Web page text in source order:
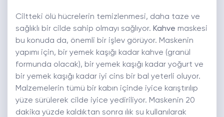
Ciltteki ölü hücrelerin temizlenmesi, daha taze ve
sağlıklı bir cilde sahip olmayı sağlıyor. Kahve maskesi
bu konuda da, önemli bir işlev görüyor. Maskenin
yapımı için, bir yemek kaşığı kadar kahve (granül
formunda olacak), bir yemek kaşığı kadar yoğurt ve
bir yemek kaşığı kadar iyi cins bir bal yeterli oluyor.
Malzemelerin tümü bir kabın içinde iyice karıştırılıp
yüze sürülerek cilde iyice yediriliyor. Maskenin 20
dakika yüzde kaldıktan sonra ılık su kullanılarak